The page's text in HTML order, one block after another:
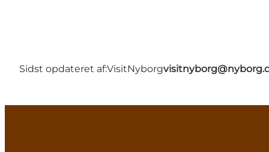
Sidst opdateret af:VisitNyborg